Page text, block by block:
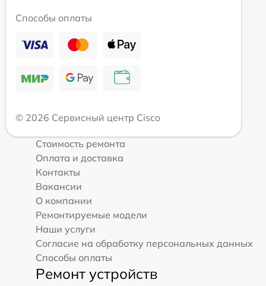
Способы оплаты
© 2026 Сервисный центр Cisco
Стоимость ремонта
Оплата и доставка
Контакты
Вакансии
О компании
Ремонтируемые модели
Наши услуги
Согласие на обработку персональных данных
Способы оплаты
Ремонт устройств